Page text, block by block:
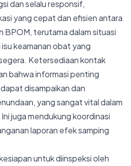
dan selalu responsif,
yang cepat dan efisien antara
BPOM, terutama dalam situasi
keamanan obat yang
Ketersediaan kontak
bahwa informasi penting
disampaikan dan
yang sangat vital dalam
juga mendukung koordinasi
laporan efek samping
untuk diinspeksi oleh